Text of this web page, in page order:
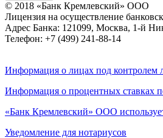
© 2018 «Банк Кремлевский» ООО
Лицензия на осуществление
Адрес Банка: 121099, Москва, 1-й
Телефон: +7 (499) 241-88-14
Информация о лицах под контролем
Информация о процентных ставках
«Банк Кремлевский» ООО
Уведомление для нотариусов